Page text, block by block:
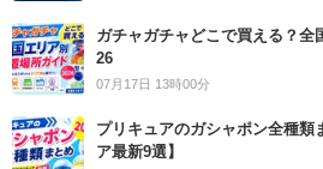
ガチャガチャどこで買える？全
26
07月17日 13時00分
プリキュアのガシャポン全種類
ア最新9選】